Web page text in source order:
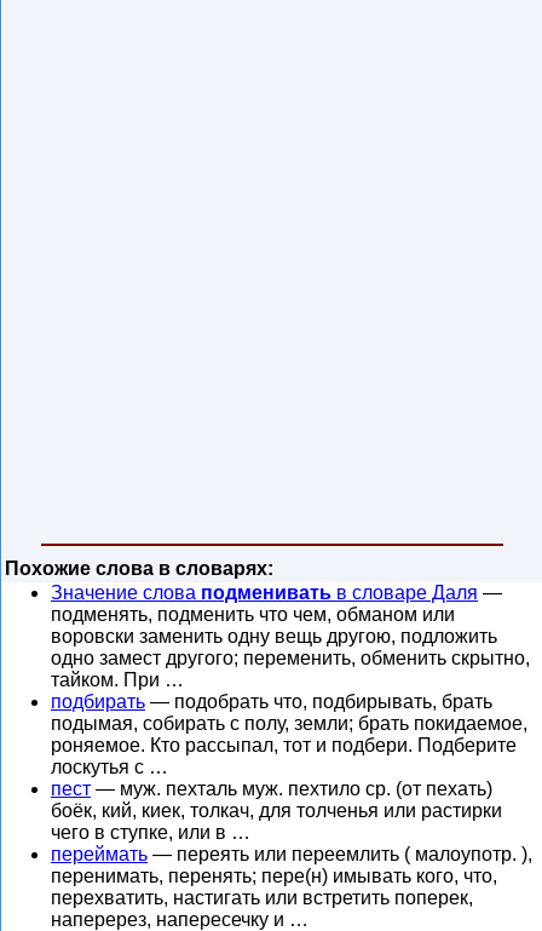
Похожие слова в словарях:
Значение слова подменивать в словаре Даля —
подменять, подменить что чем, обманом или
воровски заменить одну вещь другою, подложить
одно замест другого; переменить, обменить скрытно,
тайком. При …
подбирать — подобрать что, подбирывать, брать
подымая, собирать с полу, земли; брать покидаемое,
роняемое. Кто рассыпал, тот и подбери. Подберите
лоскутья с …
пест — муж. пехталь муж. пехтило ср. (от пехать)
боёк, кий, киек, толкач, для толченья или растирки
чего в ступке, или в …
переймать — переять или переемлить ( малоупотр. ),
перенимать, перенять; пере(н) имывать кого, что,
перехватить, настигать или встретить поперек,
наперерез, напересечку и …